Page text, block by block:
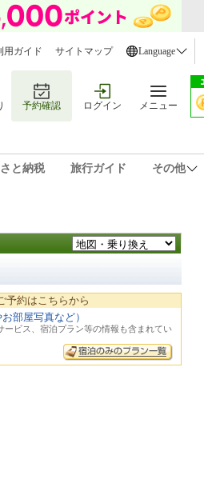
用ガイド サイトマップ Language
予約確認 ログイン メニュー
と納税 旅行ガイド その他
予約はこちらから
部屋写真など）
ビス、宿泊プラン等の情報も含まれてい